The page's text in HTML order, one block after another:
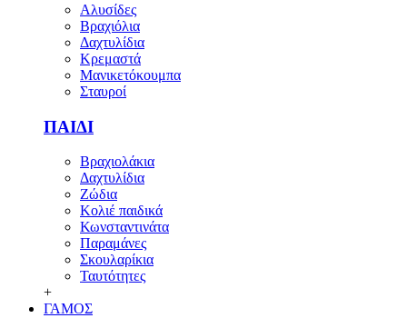
Αλυσίδες
Βραχιόλια
Δαχτυλίδια
Κρεμαστά
Μανικετόκουμπα
Σταυροί
ΠΑΙΔΙ
Βραχιολάκια
Δαχτυλίδια
Ζώδια
Κολιέ παιδικά
Κωνσταντινάτα
Παραμάνες
Σκουλαρίκια
Ταυτότητες
+
ΓΑΜΟΣ